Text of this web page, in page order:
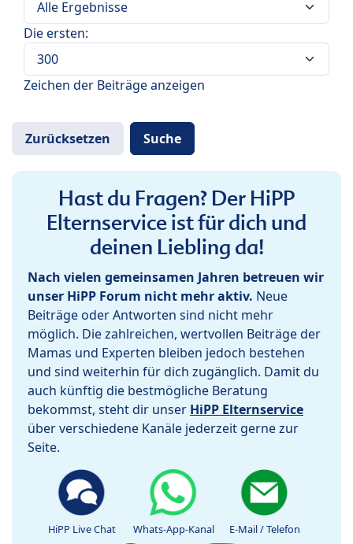
Die ersten:
Zeichen der Beiträge anzeigen
Hast du Fragen? Der HiPP
Elternservice ist für dich und
deinen Liebling da!
Nach vielen gemeinsamen Jahren betreuen wir
unser HiPP Forum nicht mehr aktiv. Neue
Beiträge oder Antworten sind nicht mehr
möglich. Die zahlreichen, wertvollen Beiträge der
Mamas und Experten bleiben jedoch bestehen
und sind weiterhin für dich zugänglich. Damit du
auch künftig die bestmögliche Beratung
bekommst, steht dir unser HiPP Elternservice
über verschiedene Kanäle jederzeit gerne zur
Seite.
HiPP Live Chat Whats-App-Kanal E-Mail / Telefon